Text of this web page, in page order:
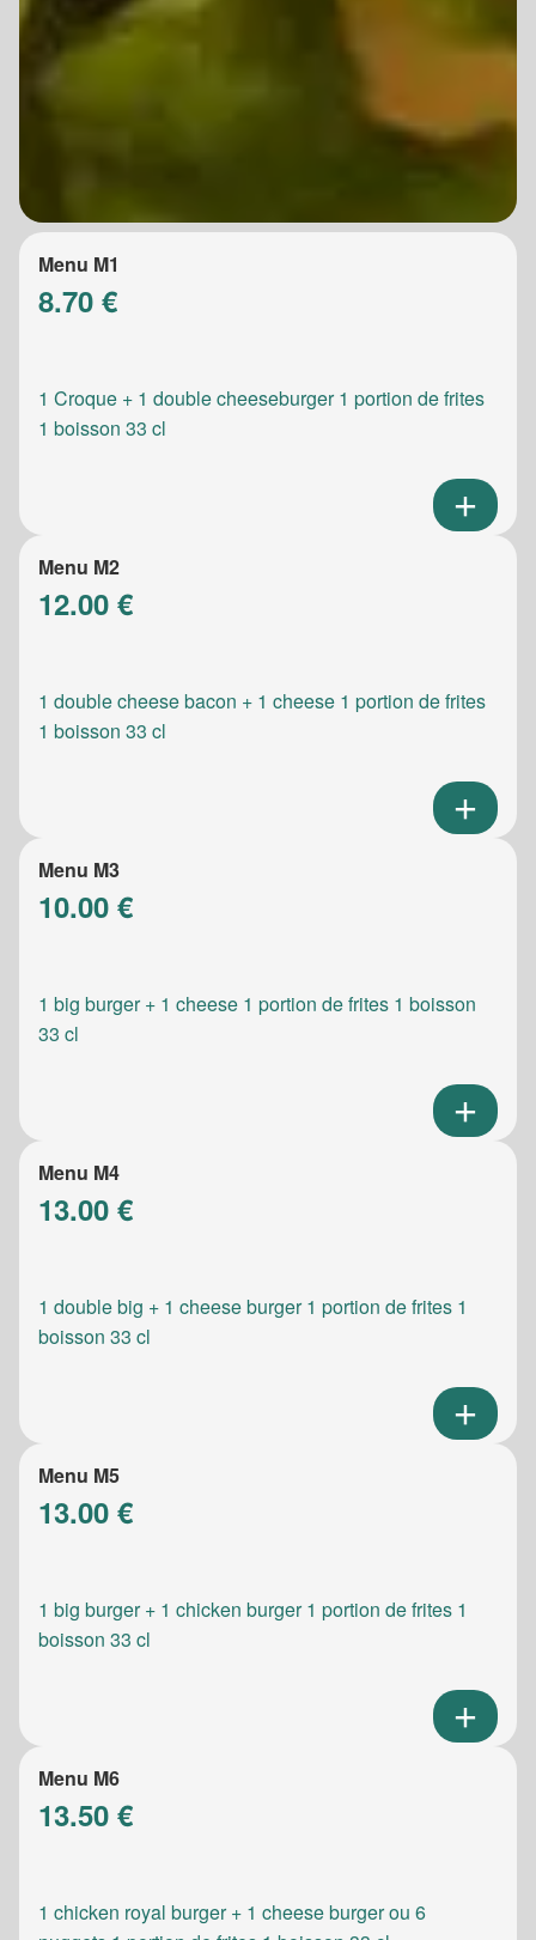
Menu M1
8.70 €
1 Croque + 1 double cheeseburger 1 portion de frites
1 boisson 33 cl
Menu M2
12.00 €
1 double cheese bacon + 1 cheese 1 portion de frites
1 boisson 33 cl
Menu M3
10.00 €
1 big burger + 1 cheese 1 portion de frites 1 boisson
33 cl
Menu M4
13.00 €
1 double big + 1 cheese burger 1 portion de frites 1
boisson 33 cl
Menu M5
13.00 €
1 big burger + 1 chicken burger 1 portion de frites 1
boisson 33 cl
Menu M6
13.50 €
1 chicken royal burger + 1 cheese burger ou 6